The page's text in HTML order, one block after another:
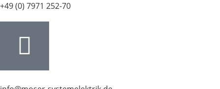
+49 (0) 7971 252-70